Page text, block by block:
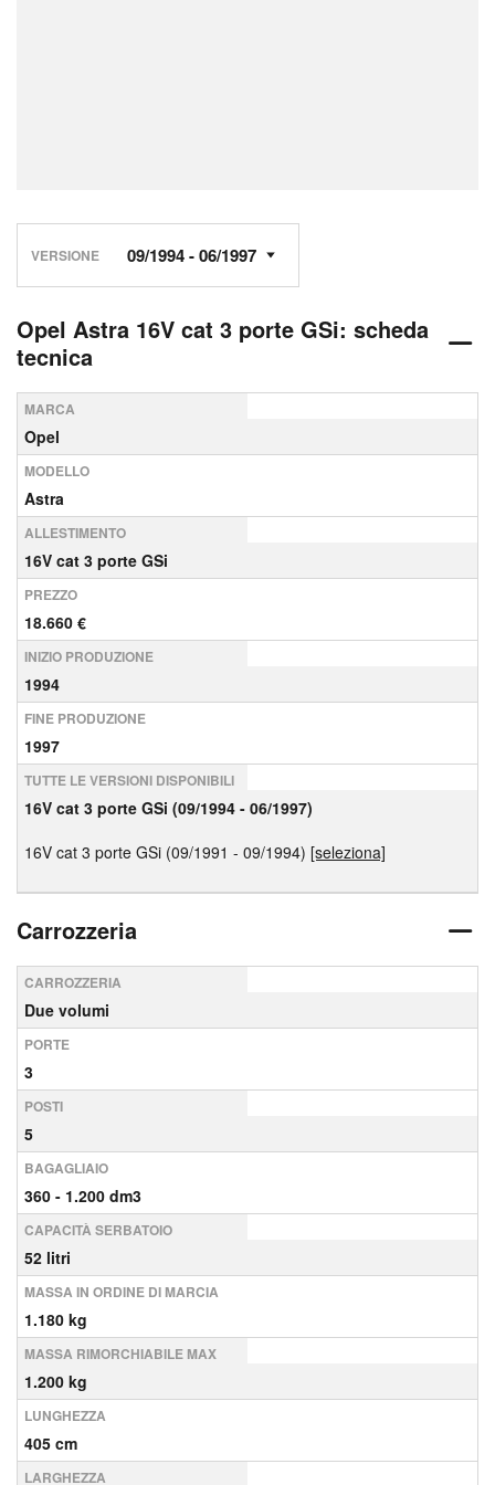
VERSIONE
Opel Astra 16V cat 3 porte GSi: scheda
tecnica
MARCA
Opel
MODELLO
Astra
ALLESTIMENTO
16V cat 3 porte GSi
PREZZO
18.660 €
INIZIO PRODUZIONE
1994
FINE PRODUZIONE
1997
TUTTE LE VERSIONI DISPONIBILI
16V cat 3 porte GSi (09/1994 - 06/1997)
16V cat 3 porte GSi (09/1991 - 09/1994) [seleziona]
Carrozzeria
CARROZZERIA
Due volumi
PORTE
3
POSTI
5
BAGAGLIAIO
360 - 1.200 dm3
CAPACITÀ SERBATOIO
52 litri
MASSA IN ORDINE DI MARCIA
1.180 kg
MASSA RIMORCHIABILE MAX
1.200 kg
LUNGHEZZA
405 cm
LARGHEZZA